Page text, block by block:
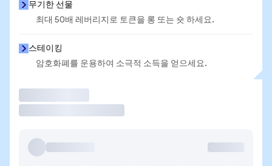
무기한 선물
최대 50배 레버리지로 토큰을 롱 또는 숏 하세요.
스테이킹
암호화폐를 운용하여 소극적 소득을 얻으세요.